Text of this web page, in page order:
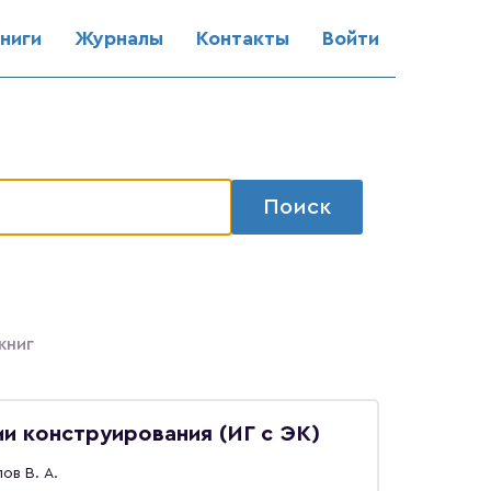
Журналы Контакты Войти
Поиск
конструирования (ИГ с ЭК)
В. А.